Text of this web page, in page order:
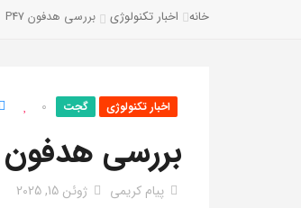
خانه اخبار تکنولوژی بررسی هدفون P47
اخبار تکنولوژی گجت 0
بررسی هدفون P47
پیام کریمی ژوئن 15, 2025